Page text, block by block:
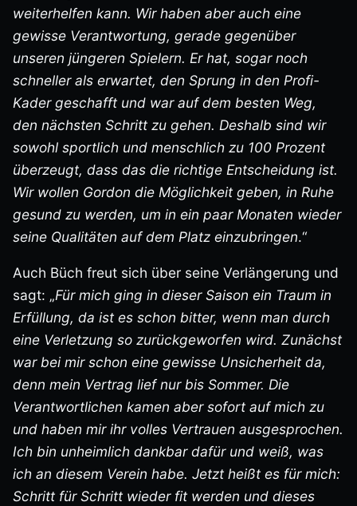
weiterhelfen kann. Wir haben aber auch eine
gewisse Verantwortung, gerade gegenüber
unseren jüngeren Spielern. Er hat, sogar noch
schneller als erwartet, den Sprung in den Profi-
Kader geschafft und war auf dem besten Weg,
den nächsten Schritt zu gehen. Deshalb sind wir
sowohl sportlich und menschlich zu 100 Prozent
überzeugt, dass das die richtige Entscheidung ist.
Wir wollen Gordon die Möglichkeit geben, in Ruhe
gesund zu werden, um in ein paar Monaten wieder
seine Qualitäten auf dem Platz einzubringen.“
Auch Büch freut sich über seine Verlängerung und
sagt: „Für mich ging in dieser Saison ein Traum in
Erfüllung, da ist es schon bitter, wenn man durch
eine Verletzung so zurückgeworfen wird. Zunächst
war bei mir schon eine gewisse Unsicherheit da,
denn mein Vertrag lief nur bis Sommer. Die
Verantwortlichen kamen aber sofort auf mich zu
und haben mir ihr volles Vertrauen ausgesprochen.
Ich bin unheimlich dankbar dafür und weiß, was
ich an diesem Verein habe. Jetzt heißt es für mich:
Schritt für Schritt wieder fit werden und dieses